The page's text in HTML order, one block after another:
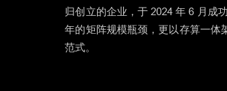
归创立的企业，于 2024 年 6 月成
年的矩阵规模瓶颈，更以存算一体
范式。